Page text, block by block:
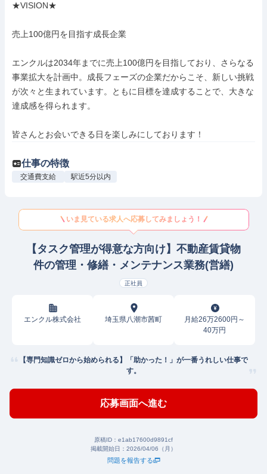
★VISION★
売上100億円を目指す成長企業
エンクルは2034年までに売上100億円を目指しており、さらなる
事業拡大を計画中。成長フェーズの企業だからこそ、新しい挑戦
が次々と生まれています。ともに目標を達成することで、大きな
達成感を得られます。
皆さんとお会いできる日を楽しみにしております！
仕事の特徴
交通費支給 駅近5分以内
いま見ている求人へ応募してみましょう！
【タスク管理が得意な方向け】不動産賃貸物
件の管理・修繕・メンテナンス業務(営繕)
正社員
エンクル株式会社 埼玉県八潮市茜町
月給26万2600円～
40万円
【専門知識ゼロから始められる】「助かった！」が一番うれしい仕事で
す。
応募画面へ進む
原稿ID： e1ab17600d9891cf
掲載開始日： 2026/04/06（月）
問題を報告する